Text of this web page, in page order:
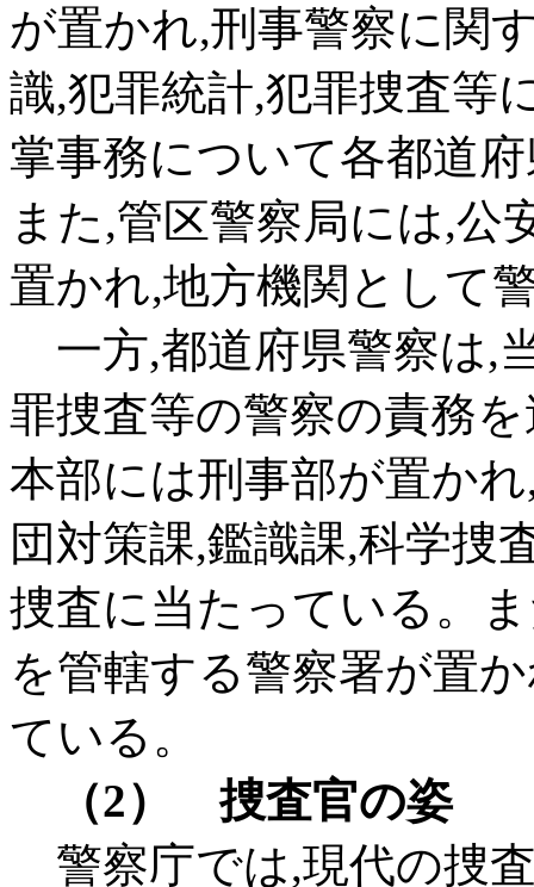
が置かれ,刑事警察に関
識,犯罪統計,犯罪捜査等
掌事務について各都道
また,管区警察局には,公
置かれ,地方機関として
一方,都道府県警察は,
罪捜査等の警察の責務
本部には刑事部が置か
団対策課,鑑識課,科学捜
捜査に当たっている。
を管轄する警察署が置
ている。
（2） 捜査官の姿
警察庁では,現代の捜